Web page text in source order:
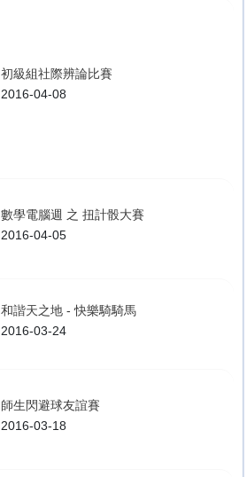
初級組社際辨論比賽
2016-04-08
數學電腦週 之 扭計骰大賽
2016-04-05
和諧天之地 - 快樂騎騎馬
2016-03-24
師生閃避球友誼賽
2016-03-18